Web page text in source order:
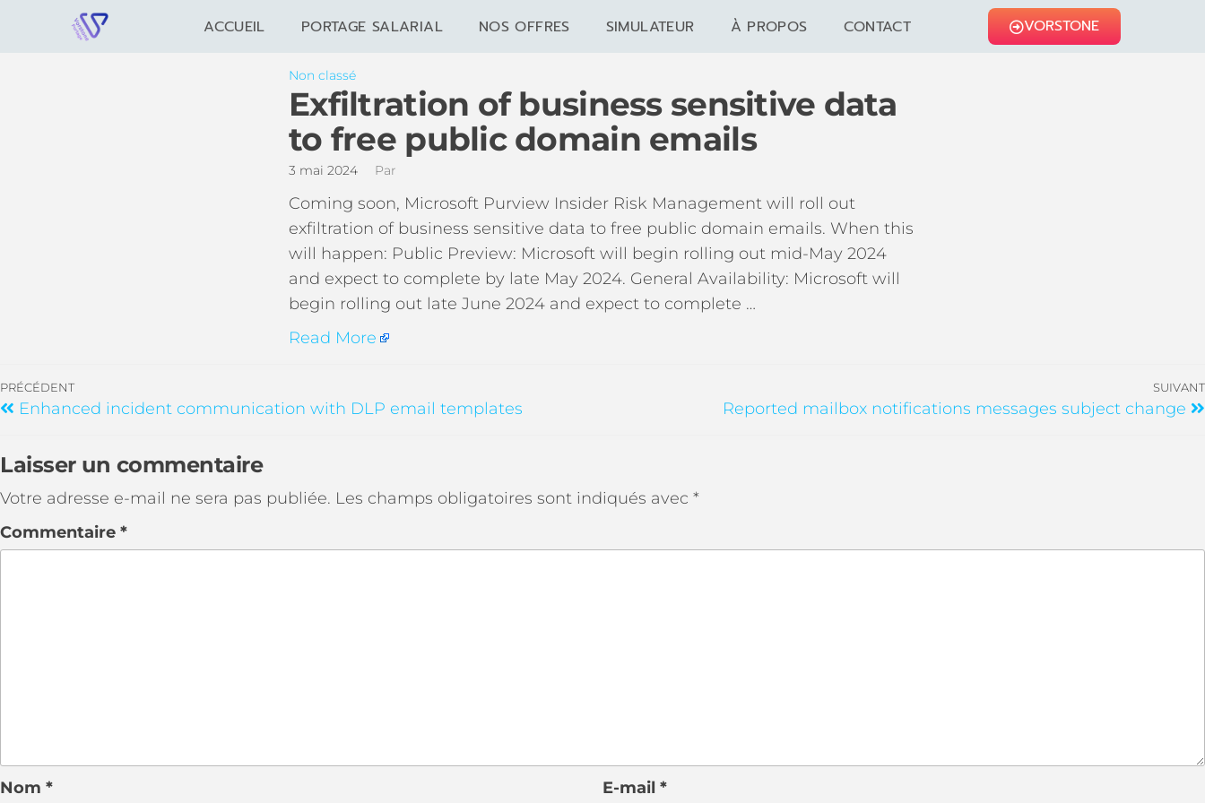
ACCUEIL PORTAGE SALARIAL NOS OFFRES SIMULATEUR À PROPOS CONTACT VORSTONE
Non classé
Exfiltration of business sensitive data
to free public domain emails
3 mai 2024 Par
Coming soon, Microsoft Purview Insider Risk Management will roll out
exfiltration of business sensitive data to free public domain emails. When this
will happen: Public Preview: Microsoft will begin rolling out mid-May 2024
and expect to complete by late May 2024. General Availability: Microsoft will
begin rolling out late June 2024 and expect to complete …
Read More
PRÉCÉDENT
Enhanced incident communication with DLP email templates
SUIVANT
Reported mailbox notifications messages subject change
Laisser un commentaire
Votre adresse e-mail ne sera pas publiée. Les champs obligatoires sont indiqués avec *
Commentaire *
Nom * E-mail *